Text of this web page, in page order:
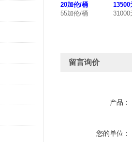
20加伦/桶 13500
55加伦/桶 31000
留言询价
产品：
您的单位：